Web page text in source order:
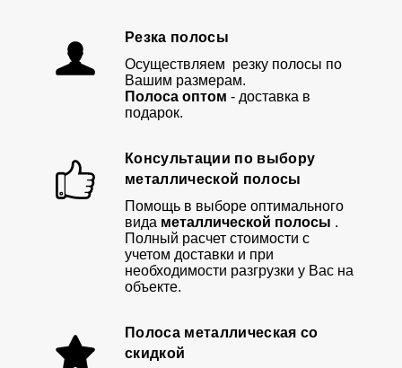
Резка полосы
Осуществляем резку полосы по
Вашим размерам.
Полоса оптом - доставка в
подарок.
Консультации по выбору
металлической полосы
Помощь в выборе оптимального
вида металлической полосы .
Полный расчет стоимости с
учетом доставки и при
необходимости разгрузки у Вас на
объекте.
Полоса металлическая со
скидкой